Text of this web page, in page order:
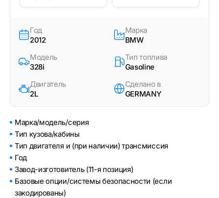
Год
2012
Марка
BMW
Модель
328i
Тип топлива
Gasoline
Двигатель
2L
Сделано в
GERMANY
Марка/модель/серия
Тип кузова/кабины
Тип двигателя и (при наличии) трансмиссия
Год
Завод-изготовитель (11-я позиция)
Базовые опции/системы безопасности (если
закодированы)